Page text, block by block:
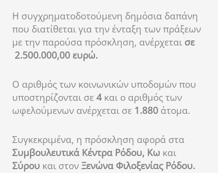
Η συγχρηματοδοτούμενη δημόσια δαπάνη
που διατίθεται για την ένταξη των πράξεων
με την παρούσα πρόσκληση, ανέρχεται σε
2.500.000,00 ευρώ.
Ο αριθμός των κοινωνικών υποδομών που
υποστηρίζονται σε4και ο αριθμός των
ωφελούμενων ανέρχεται σε 1.880 άτομα.
Συγκεκριμένα, η πρόσκληση αφορά στα
Συμβουλευτικά Κέντρα Ρόδου, Κω και
Σύρου και στονΞενώνα Φιλοξενίας Ρόδου.